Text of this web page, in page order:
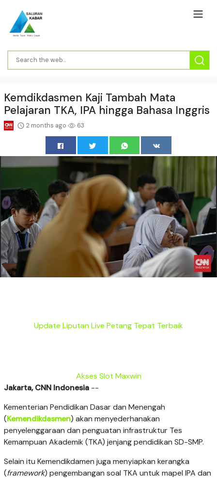
Kemdikdasmen Kaji Tambah Mata
Pelajaran TKA, IPA hingga Bahasa Inggris
2 months ago 63
Update Liputan Live Petang Tepat Terbaik
Akses Slot Maxwin
Jakarta, CNN Indonesia --
Kementerian Pendidikan Dasar dan Menengah
(Kemendikdasmen) akan menyederhanakan
penyelenggaraan dan penguatan infrastruktur Tes
Kemampuan Akademik (TKA) jenjang pendidikan SD-SMP.
Selain itu Kemendikdamen juga menyiapkan kerangka
(framework) pengembangan soal TKA untuk mapel IPA dan